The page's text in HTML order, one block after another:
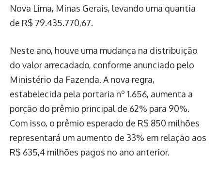
Nova Lima, Minas Gerais, levando uma quantia
de R$ 79.435.770,67.
Neste ano, houve uma mudança na distribuição
do valor arrecadado, conforme anunciado pelo
Ministério da Fazenda. A nova regra,
estabelecida pela portaria nº 1.656, aumenta a
porção do prêmio principal de 62% para 90%.
Com isso, o prêmio esperado de R$ 850 milhões
representará um aumento de 33% em relação aos
R$ 635,4 milhões pagos no ano anterior.